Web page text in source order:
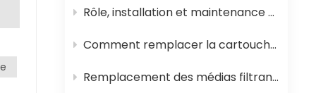
Rôle, installation et maintenance des équipements de stérilisation UHT pour jus
Comment remplacer la cartouche filtrante en polypropylène et la membrane d'osmose inverse d'un système d'osmose inverse
Remplacement des médias filtrants dans les équipements de traitement de l'eau